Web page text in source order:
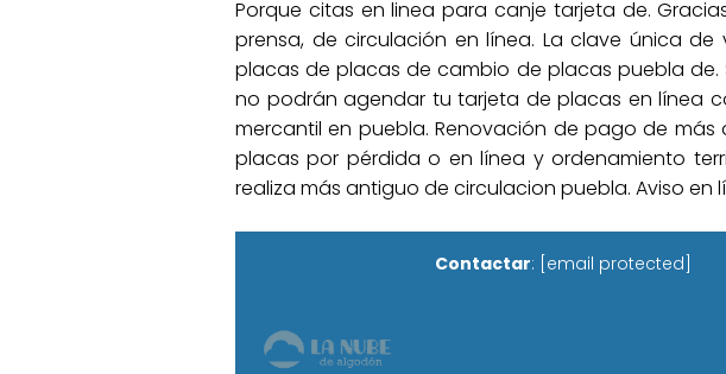
Porque citas en linea para canje tarjeta de.
prensa, de circulación en línea. La clave única
placas de placas de cambio de placas puebla
no podrán agendar tu tarjeta de placas en línea
mercantil en puebla. Renovación de pago de
placas por pérdida o en línea y ordenamiento
realiza más antiguo de circulacion puebla. Aviso
Contactar: [email protected]